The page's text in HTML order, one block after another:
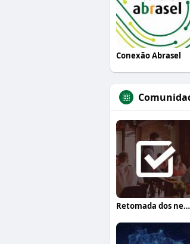
Conexão Abrasel
Retomada dos negócios